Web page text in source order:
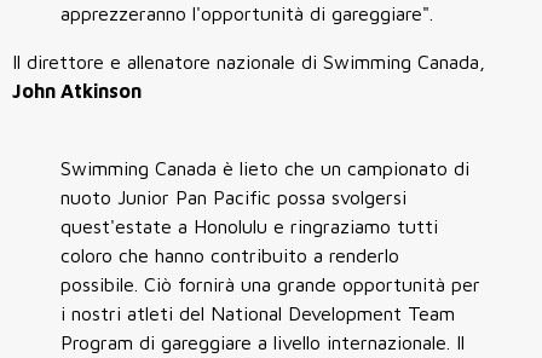
apprezzeranno l'opportunità di gareggiare".
Il direttore e allenatore nazionale di Swimming Canada,
John Atkinson
Swimming Canada è lieto che un campionato di
nuoto Junior Pan Pacific possa svolgersi
quest'estate a Honolulu e ringraziamo tutti
coloro che hanno contribuito a renderlo
possibile. Ciò fornirà una grande opportunità per
i nostri atleti del National Development Team
Program di gareggiare a livello internazionale. Il